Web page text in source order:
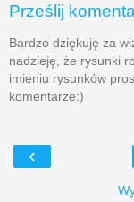
Prześlij
Bardzo dziękuję za
nadzieję, że rysunki
imieniu rysunków
komentarze:)
‹